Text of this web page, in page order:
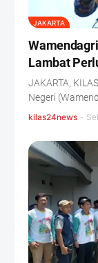
JAKARTA
Lambat
JAKARTA,
Negeri
kilas24news -